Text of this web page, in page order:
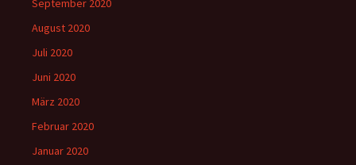
September 2020
August 2020
Juli 2020
Juni 2020
März 2020
Februar 2020
Januar 2020